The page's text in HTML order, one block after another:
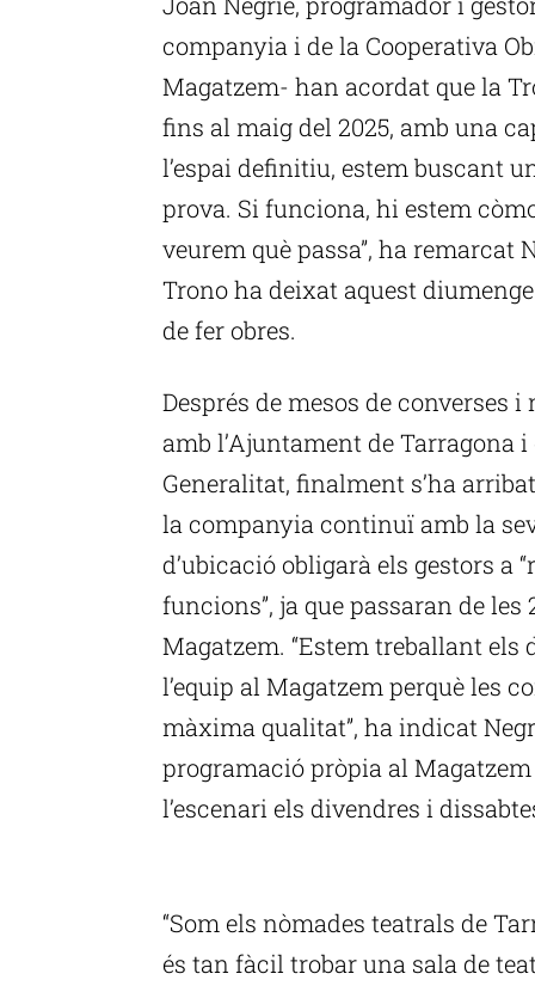
companyia i de la Cooperativa
Magatzem- han acordat que la
fins al maig del 2025, amb una
l’espai definitiu, estem buscant
prova. Si funciona, hi estem
veurem què passa”, ha remarcat
Trono ha deixat aquest
de fer obres.
Després de mesos de converses
amb l’Ajuntament de Tarragona
Generalitat, finalment s’ha
la companyia continuï amb la
d’ubicació obligarà els gestors a
funcions”, ja que passaran de
Magatzem. “Estem treballant
l’equip al Magatzem perquè les
màxima qualitat”, ha indicat
programació pròpia al
l’escenari els divendres i
“Som els nòmades teatrals de
és tan fàcil trobar una sala de